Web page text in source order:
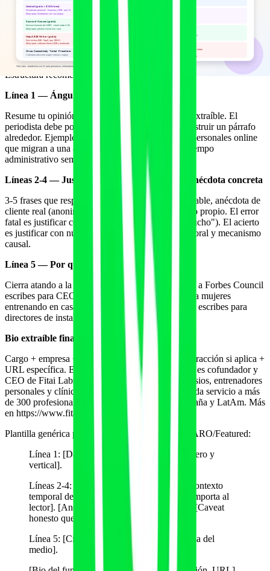
SoS y Help A B2B Writer son ignorados por una de cinco razones:
respuesta off-topic, demasiado promocional, generada al 100% por
IA sin editar, sin credenciales del experto o sin un ángulo diferencial.
Esquivar las cinco multiplica la tasa de publicación de 1-2% (pitch
promedio) al 8-12% (pitch optimizado).
Estructura recomendada en 100-150 palabras:
Línea 1 — Ángulo concreto en 12-18 palabras
Resume tu opinión, dato o anécdota en una frase extraíble. El
periodista debe poder copiar-pegar esa frase y construir un párrafo
alrededor. Ejemplo: "El 38% de los entrenadores personales online
que migran a una app cliente con IA reducen su tiempo
administrativo semanal en 6-9 horas."
Líneas 2-4 — Justificación con dato propio o anécdota concreta
3-5 frases que respalden la línea 1 con dato verificable, anécdota de
cliente real (anonimizada) o referencia a un estudio propio. El error
fatal es justificar con generalidad ("la IA ayuda mucho"). El acierto
es justificar con número específico, contexto temporal y mecanismo
causal.
Línea 5 — Por qué importa al lector del medio
Cierra atando a la audiencia del medio. Si pitcheas a Forbes Council
escribes para CEOs; si pitcheas a Self escribes para mujeres
entrenando en casa; si pitcheas a Athletic Business escribes para
directores de instalaciones.
Bio extraíble final (50-70 palabras)
Cargo + empresa + años en la industria + dato de tracción si aplica +
URL específica. Ejemplo: "Alvaro Diaz-Paniagua es cofundador y
CEO de Fitai Labs, plataforma con IA para gimnasios, entrenadores
personales y clínicas de fisioterapia. La compañía da servicio a más
de 300 profesionales del fitness y wellness en España y LatAm. Más
en https://www.fitailabs.com."
Plantilla genérica para software fitness B2B en HARO/Featured:
Línea 1: [Dato propio en una frase con número y
vertical].
Líneas 2-4: [Justificación con mecanismo, contexto
temporal de cuándo lo medimos y por qué importa al
lector]. [Anécdota anonimizada de cliente]. [Caveat
honesto que demuestre rigor].
Línea 5: [Cierre que conecta con la audiencia del
medio].